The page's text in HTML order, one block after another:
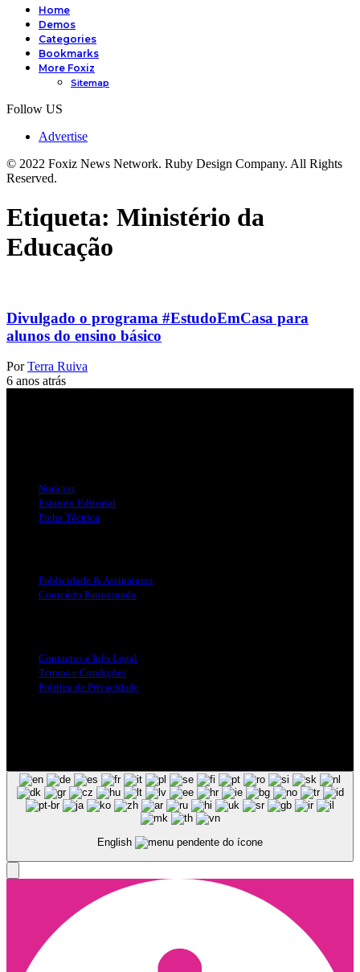
Home
Demos
Categories
Bookmarks
More Foxiz
Sitemap
Follow US
Advertise
© 2022 Foxiz News Network. Ruby Design Company. All Rights
Reserved.
Etiqueta: Ministério da
Educação
Divulgado o programa #EstudoEmCasa para
alunos do ensino básico
Por Terra Ruiva
6 anos atrás
Notícias
Estatuto Editorial
Ficha Técnica
Publicidade & Assinaturas
Conteúdo Patrocinado
Contactos e Info Legal
Termos e Condições
Politica de Privacidade
English